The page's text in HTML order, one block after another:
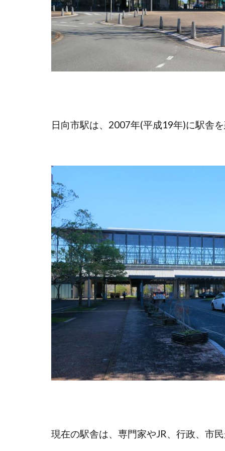
日向市駅は、2007年(平成19年)に駅舎
現在の駅舎は、専門家やJR、行政、市